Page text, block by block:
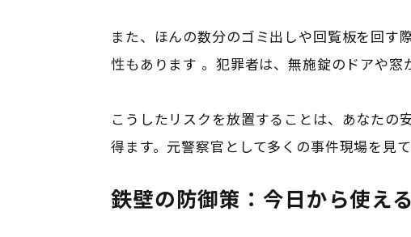
また、ほんの数分のゴミ出しや回覧板を回す
性もあります 。犯罪者は、無施錠のドアや
こうしたリスクを放置することは、あなたの
得ます。元警察官として多くの事件現場を見
鉄壁の防御策：今日から使え